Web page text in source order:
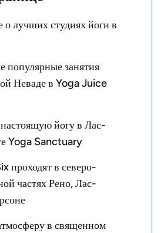
о лучших студиях йоги в
популярные занятия
Неваде в Yoga Juice
йогу в Лас-
Yoga Sanctuary
проходят в северо-
частях Рено, Лас-
в священном